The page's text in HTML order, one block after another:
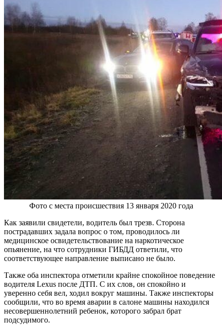
Фото с места происшествия 13 января 2020 года
Как заявили свидетели, водитель был трезв. Сторона
пострадавших задала вопрос о том, проводилось ли
медицинское освидетельствование на наркотическое
опьянение, на что сотрудники ГИБДД ответили, что
соответствующее направление выписано не было.
Также оба инспектора отметили крайне спокойное поведение
водителя Lexus после ДТП. С их слов, он спокойно и
уверенно себя вел, ходил вокруг машины. Также инспекторы
сообщили, что во время аварии в салоне машины находился
несовершеннолетний ребенок, которого забрал брат
подсудимого.